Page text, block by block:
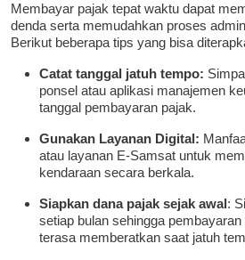
Membayar pajak tepat waktu dapat
denda serta memudahkan proses
Berikut beberapa tips yang bisa
Catat tanggal jatuh tempo:
ponsel atau aplikasi manajemen
tanggal pembayaran pajak.
Gunakan Layanan Digital:
atau layanan E-Samsat untuk
kendaraan secara berkala.
Siapkan dana pajak sejak awal:
setiap bulan sehingga
terasa memberatkan saat jatuh